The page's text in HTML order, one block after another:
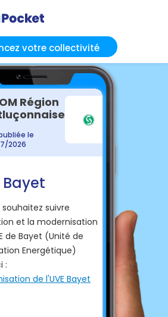
votre collectivité
Région
le
2026
Bayet
souhaitez suivre
et la modernisation
de Bayet (Unité de
Energétique)
:
de l'UVE Bayet